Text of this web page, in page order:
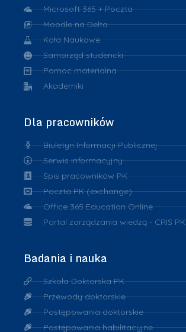
Microsoft 365 + Poczta
Moodle na Delta
Koła Naukowe
Samorząd studencki
Pomoc materialna
Akademiki
Dla pracowników
Biuletyn Informacji Publicznej
Serwis informacyjny
Spis pracowników PK
Poczta PK (exchange)
Office 365 Education Online
Portal zarządzania wiedzą - CRIS PK
Badania i nauka
Szkoła Doktorska PK
Przewody doktorskie
Postępowania doktorskie
Postępowania habilitacyjne